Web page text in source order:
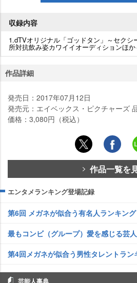
収録内容
1.dTVオリジナル「ゴッドタン」～セク
所対抗飲み姿カワイイオーディションほ
作品詳細
発売日：2017年07月12日
発売元：エイベックス・ピクチャーズ
価格：3,080円（税込）
作品一覧を
エンタメランキング登場記録
第6回 メガネが似合う有名人ランキング
最もコンビ（グループ）愛を感じる芸
第4回メガネが似合う男性タレントラン
芸能人事典